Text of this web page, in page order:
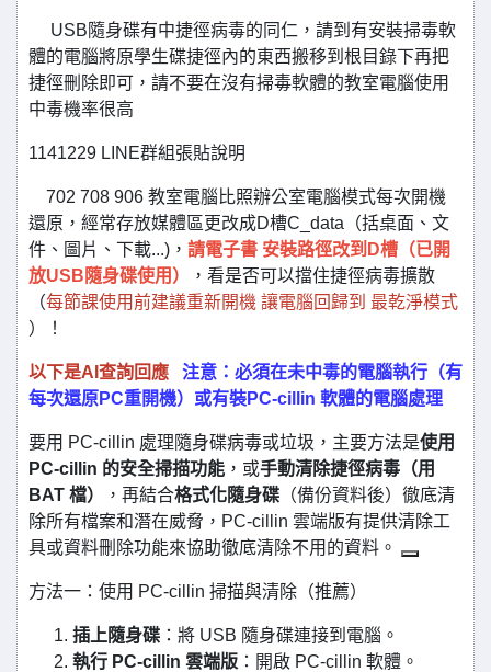
USB隨身碟有中捷徑病毒的同仁，請到有安裝掃毒軟
體的電腦將原學生碟捷徑內的東西搬移到根目錄下再把
捷徑刪除即可，請不要在沒有掃毒軟體的教室電腦使用
中毒機率很高
1141229 LINE群組張貼說明
702 708 906 教室電腦比照辦公室電腦模式每次開機
還原，經常存放媒體區更改成D槽C_data（括桌面、文
件、圖片、下載...)， 請電子書 安裝路徑改到D槽（已開
放USB隨身碟使用）
，看是否可以擋住捷徑病毒擴散
（每節課使用前建議重新開機 讓電腦回歸到 最乾淨模式
）！
以下是AI查詢回應 注意：必須在未中毒的電腦執行（有
每次還原PC重開機）或有裝PC-cillin 軟體的電腦處理
要用 PC-cillin 處理隨身碟病毒或垃圾，主要方法是使用
PC-cillin 的安全掃描功能 ，或手動清除捷徑病毒（用
BAT 檔）
，再結合格式化隨身碟 （備份資料後）徹底清
除所有檔案和潛在威脅，PC-cillin 雲端版有提供清除工
具或資料刪除功能來協助徹底清除不用的資料。
方法一：使用 PC-cillin 掃描與清除（推薦）
插上隨身碟 ：將 USB 隨身碟連接到電腦。
執行 PC-cillin 雲端版 ：開啟 PC-cillin 軟體。